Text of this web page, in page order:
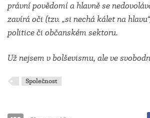
právní povědomí a hlavně se
zavírá oči (tzv. „si nechá kálet na
politice či občanském sektoru.
Už nejsem v bolševismu, ale ve
Společnost